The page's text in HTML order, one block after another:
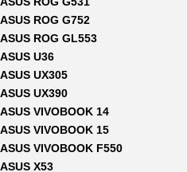
ASUS ROG G752
ASUS ROG GL553
ASUS U36
ASUS UX305
ASUS UX390
ASUS VIVOBOOK 14
ASUS VIVOBOOK 15
ASUS VIVOBOOK F550
ASUS X53